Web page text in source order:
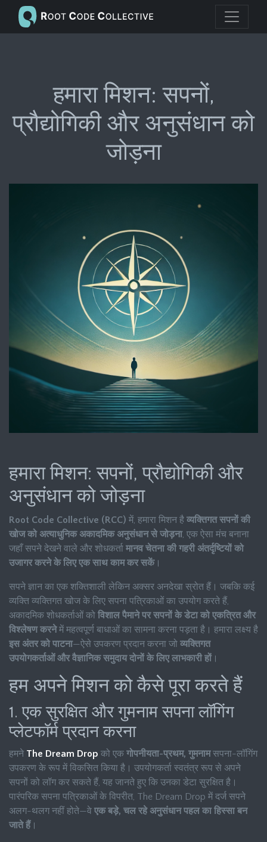
हमारा मिशन: सपनों,
प्रौद्योगिकी और अनुसंधान को
जोड़ना
हमारा मिशन: सपनों, प्रौद्योगिकी और
अनुसंधान को जोड़ना
Root Code Collective (RCC) में, हमारा मिशन है व्यक्तिगत सपनों की
खोज को अत्याधुनिक अकादमिक अनुसंधान से जोड़ना, एक ऐसा मंच बनाना
जहाँ सपने देखने वाले और शोधकर्ता मानव चेतना की गहरी अंतर्दृष्टियों को
उजागर करने के लिए एक साथ काम कर सकें।
सपने ज्ञान का एक शक्तिशाली लेकिन अक्सर अनदेखा स्रोत हैं। जबकि कई
व्यक्ति व्यक्तिगत खोज के लिए सपना पत्रिकाओं का उपयोग करते हैं,
अकादमिक शोधकर्ताओं को विशाल पैमाने पर सपनों के डेटा को एकत्रित और
विश्लेषण करनेमें महत्वपूर्ण बाधाओं का सामना करना पड़ता है। हमारा लक्ष्य है
इस अंतर को पाटना—ऐसे उपकरण प्रदान करना जो व्यक्तिगत
उपयोगकर्ताओं और वैज्ञानिक समुदाय दोनों के लिए लाभकारी हों।
हम अपने मिशन को कैसे पूरा करते हैं
1. एक सुरक्षित और गुमनाम सपना लॉगिंग
प्लेटफॉर्म प्रदान करना
हमने The Dream Drop को एक गोपनीयता-प्रथम, गुमनामसपना-लॉगिंग
उपकरण के रूप में विकसित किया है। उपयोगकर्ता स्वतंत्र रूप से अपने
सपनों को लॉग कर सकते हैं, यह जानते हुए कि उनका डेटा सुरक्षित है।
पारंपरिक सपना पत्रिकाओं के विपरीत, The Dream Drop में दर्ज सपने
अलग-थलग नहीं होते—वे एक बड़े, चल रहे अनुसंधान पहल का हिस्सा बन
जाते हैं।